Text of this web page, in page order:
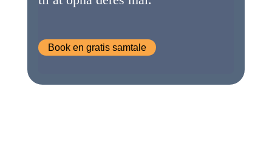
Book en gratis samtale